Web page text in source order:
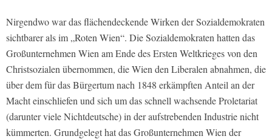
Nirgendwo war das flächendeckende Wirken der Sozialdemokraten
sichtbarer als im „Roten Wien“. Die Sozialdemokraten hatten das
Großunternehmen Wien am Ende des Ersten Weltkrieges von den
Christsozialen übernommen, die Wien den Liberalen abnahmen, die
über dem für das Bürgertum nach 1848 erkämpften Anteil an der
Macht einschliefen und sich um das schnell wachsende Proletariat
(darunter viele Nichtdeutsche) in der aufstrebenden Industrie nicht
kümmerten. Grundgelegt hat das Großunternehmen Wien der